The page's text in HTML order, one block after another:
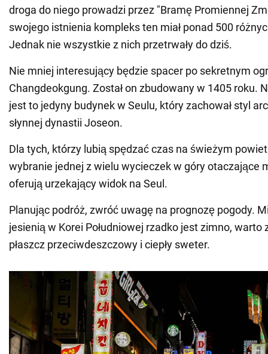
droga do niego prowadzi przez "Bramę Promiennej
swojego istnienia kompleks ten miał ponad 500
Jednak nie wszystkie z nich przetrwały do dziś.
Nie mniej interesujący będzie spacer po sekretnym
Changdeokgung. Został on zbudowany w 1405 roku.
jest to jedyny budynek w Seulu, który zachował styl
słynnej dynastii Joseon.
Dla tych, którzy lubią spędzać czas na świeżym
wybranie jednej z wielu wycieczek w góry otaczające
oferują urzekający widok na Seul.
Planując podróż, zwróć uwagę na prognozę pogody.
jesienią w Korei Południowej rzadko jest zimno, warto
płaszcz przeciwdeszczowy i ciepły sweter.